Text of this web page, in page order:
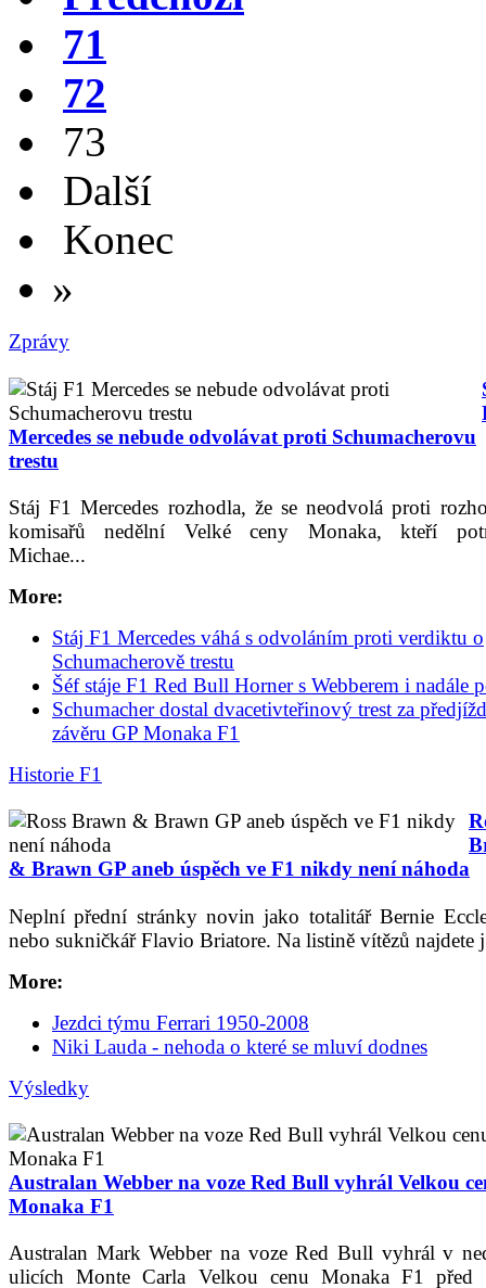
71
72
73
Další
Konec
»
Zprávy
Mercedes se nebude odvolávat proti Schumacherovu
trestu
Stáj F1 Mercedes rozhodla, že se neodvolá proti
komisařů nedělní Velké ceny Monaka, kteří
Michae...
More:
Stáj F1 Mercedes váhá s odvoláním proti verdiktu o
Schumacherově trestu
Šéf stáje F1 Red Bull Horner s Webberem i nadále
Schumacher dostal dvacetivteřinový trest za
závěru GP Monaka F1
Historie F1
& Brawn GP aneb úspěch ve F1 nikdy není náhoda
Neplní přední stránky novin jako totalitář Bernie
nebo sukničkář Flavio Briatore. Na listině vítězů najdete
More:
Jezdci týmu Ferrari 1950-2008
Niki Lauda - nehoda o které se mluví dodnes
Výsledky
Australan Webber na voze Red Bull vyhrál Velkou
Monaka F1
Australan Mark Webber na voze Red Bull vyhrál v
ulicích Monte Carla Velkou cenu Monaka F1 před